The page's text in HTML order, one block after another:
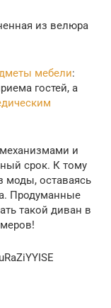
из велюра
мебели:
гостей, а
и
срок. К тому
моды, оставаясь
Продуманные
такой диван в